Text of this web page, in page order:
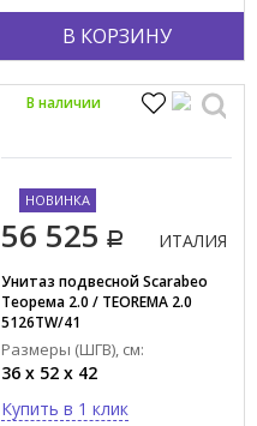
В КОРЗИНУ
56 525 ИТАЛИЯ
Унитаз подвесной Scarabeo
Теорема 2.0 / TEOREMA 2.0
5126TW/41
Размеры (ШГВ), см:
36 x 52 x 42
Купить в 1 клик
В наличии
НОВИНКА